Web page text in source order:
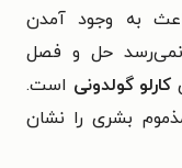
به وجود آمدن
نمی‌رسد حل و فصل
کارلو گولدونی است.
بشری را نشان